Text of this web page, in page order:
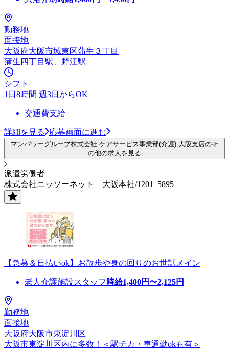
勤務地
面接地
大阪府大阪市城東区蒲生３丁目
蒲生四丁目駅、野江駅
シフト
1日8時間 週3日からOK
交通費支給
詳細を見る 応募画面に進む
マンパワーグループ株式会社 ケアサービス事業部(介護) 大阪支店のそ
の他の求人を見る
派遣労働者
株式会社ニッソーネット 大阪本社/1201_5895
【急募＆日払いok】お散歩や身の回りのお世話メイン
老人介護施設スタッフ 時給1,400円〜2,125円
勤務地
面接地
大阪府大阪市東淀川区
大阪市東淀川区内に多数！＜駅チカ・車通勤okも有＞